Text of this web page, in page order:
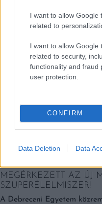
I want to allow Google
related to
I want to allow Google
related to security,
functionality and fraud
user protection.
CONFIRM
Data Deletion Data
MEGÉRKEZETT AZ ÚJ
SZUPERÉLELMISZER!
A Debreceni Egyetem